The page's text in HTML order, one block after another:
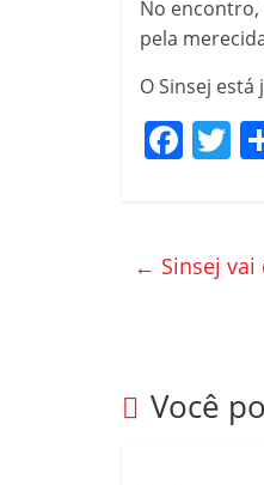
No encontro,
pela
O Sinsej
F
e
k
T
← Sinsej
Você